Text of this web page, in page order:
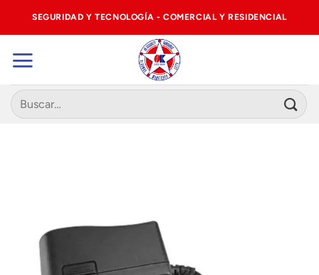
SEGURIDAD Y TECNOLOGÍA - COMERCIAL Y RESIDENCIAL
Buscar
por: